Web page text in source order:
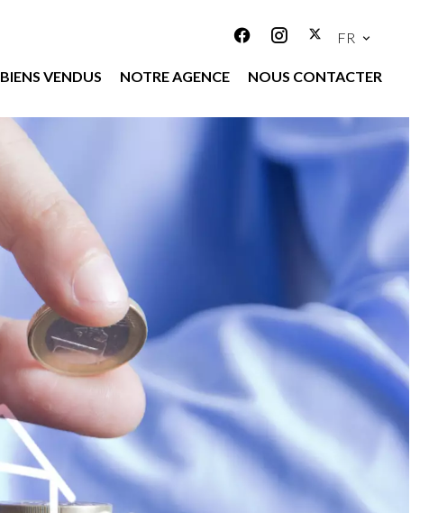
FR
BIENS VENDUS NOTRE AGENCE NOUS CONTACTER